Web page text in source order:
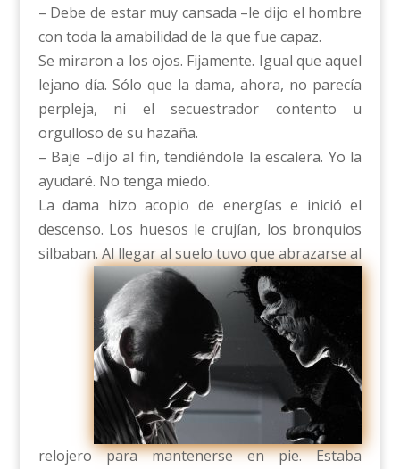
– Debe de estar muy cansada –le dijo el hombre
con toda la amabilidad de la que fue capaz.
Se miraron a los ojos. Fijamente. Igual que aquel
lejano día. Sólo que la dama, ahora, no parecía
perpleja, ni el secuestrador contento u
orgulloso de su hazaña.
– Baje –dijo al fin, tendiéndole la escalera. Yo la
ayudaré. No tenga miedo.
La dama hizo acopio de energías e inició el
descenso. Los huesos le crujían, los bronquios
silbaban. Al llegar al suelo tuvo que abrazarse al
relojero para mantenerse en pie. Estaba